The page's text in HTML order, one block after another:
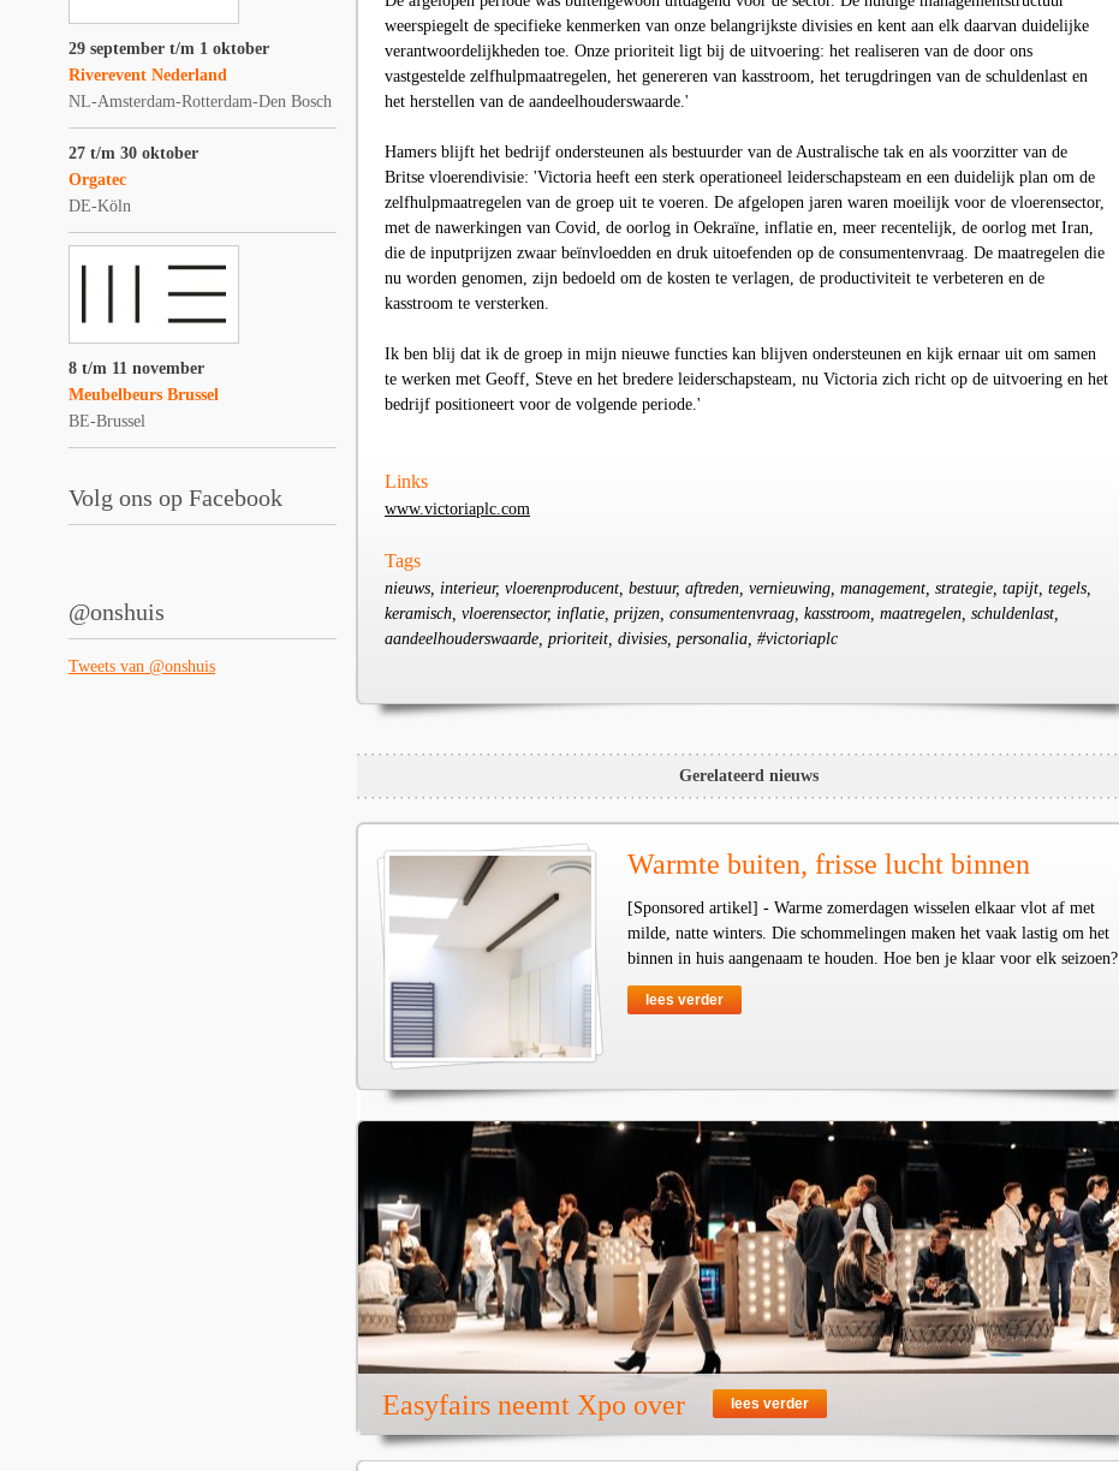
29 september t/m 1 oktober
Riverevent Nederland
NL-Amsterdam-Rotterdam-Den Bosch
27 t/m 30 oktober
Orgatec
DE-Köln
8 t/m 11 november
Meubelbeurs Brussel
BE-Brussel
Volg ons op Facebook
@onshuis
Tweets van @onshuis
weerspiegelt de specifieke kenmerken van onze belangrijkste divisies en kent aan elk daarvan duidelijke
verantwoordelijkheden toe. Onze prioriteit ligt bij de uitvoering: het realiseren van de door ons
vastgestelde zelfhulpmaatregelen, het genereren van kasstroom, het terugdringen van de schuldenlast en
het herstellen van de aandeelhouderswaarde.'
Hamers blijft het bedrijf ondersteunen als bestuurder van de Australische tak en als voorzitter van de
Britse vloerendivisie: 'Victoria heeft een sterk operationeel leiderschapsteam en een duidelijk plan om de
zelfhulpmaatregelen van de groep uit te voeren. De afgelopen jaren waren moeilijk voor de vloerensector,
met de nawerkingen van Covid, de oorlog in Oekraïne, inflatie en, meer recentelijk, de oorlog met Iran,
die de inputprijzen zwaar beïnvloedden en druk uitoefenden op de consumentenvraag. De maatregelen die
nu worden genomen, zijn bedoeld om de kosten te verlagen, de productiviteit te verbeteren en de
kasstroom te versterken.
Ik ben blij dat ik de groep in mijn nieuwe functies kan blijven ondersteunen en kijk ernaar uit om samen
te werken met Geoff, Steve en het bredere leiderschapsteam, nu Victoria zich richt op de uitvoering en het
bedrijf positioneert voor de volgende periode.'
Links
www.victoriaplc.com
Tags
nieuws, interieur, vloerenproducent, bestuur, aftreden, vernieuwing, management, strategie, tapijt, tegels,
keramisch, vloerensector, inflatie, prijzen, consumentenvraag, kasstroom, maatregelen, schuldenlast,
aandeelhouderswaarde, prioriteit, divisies, personalia, #victoriaplc
Gerelateerd nieuws
Warmte buiten, frisse lucht binnen
[Sponsored artikel] - Warme zomerdagen wisselen elkaar vlot af met
milde, natte winters. Die schommelingen maken het vaak lastig om het
binnen in huis aangenaam te houden. Hoe ben je klaar voor elk seizoen?
lees verder
Easyfairs neemt Xpo over lees verder